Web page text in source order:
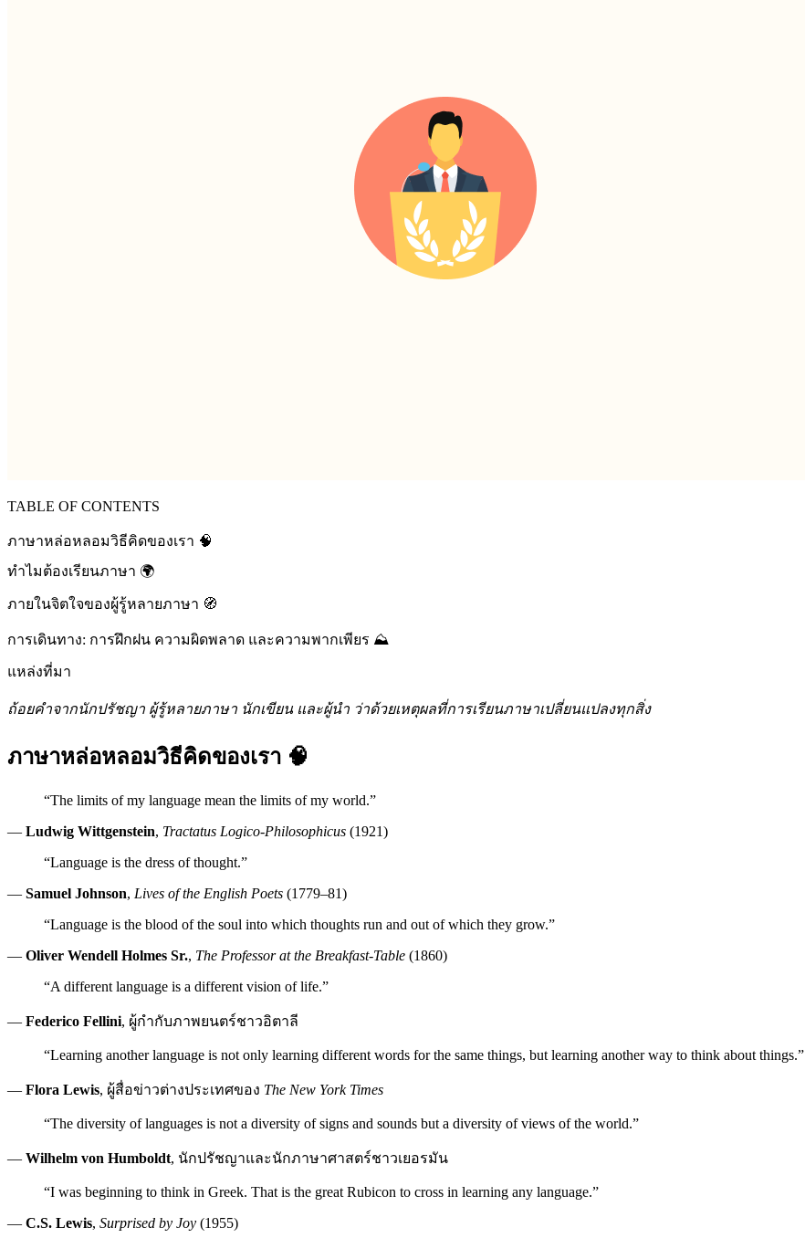
TABLE OF CONTENTS
ภาษาหล่อหลอมวิธีคิดของเรา 🧠
ทำไมต้องเรียนภาษา 🌍
ภายในจิตใจของผู้รู้หลายภาษา 🧭
การเดินทาง: การฝึกฝน ความผิดพลาด และความพากเพียร ⛰️
แหล่งที่มา
ถ้อยคำจากนักปรัชญา ผู้รู้หลายภาษา นักเขียน และผู้นำ ว่าด้วยเหตุผลที่การเรียนภาษาเปลี่ยนแปลงทุกสิ่ง
ภาษาหล่อหลอมวิธีคิดของเรา 🧠
“The limits of my language mean the limits of my world.”
— Ludwig Wittgenstein, Tractatus Logico-Philosophicus (1921)
“Language is the dress of thought.”
— Samuel Johnson, Lives of the English Poets (1779–81)
“Language is the blood of the soul into which thoughts run and out of which they grow.”
— Oliver Wendell Holmes Sr., The Professor at the Breakfast-Table (1860)
“A different language is a different vision of life.”
— Federico Fellini, ผู้กำกับภาพยนตร์ชาวอิตาลี
“Learning another language is not only learning different words for the same things, but learning another way to think about things.”
— Flora Lewis, ผู้สื่อข่าวต่างประเทศของ The New York Times
“The diversity of languages is not a diversity of signs and sounds but a diversity of views of the world.”
— Wilhelm von Humboldt, นักปรัชญาและนักภาษาศาสตร์ชาวเยอรมัน
“I was beginning to think in Greek. That is the great Rubicon to cross in learning any language.”
— C.S. Lewis, Surprised by Joy (1955)